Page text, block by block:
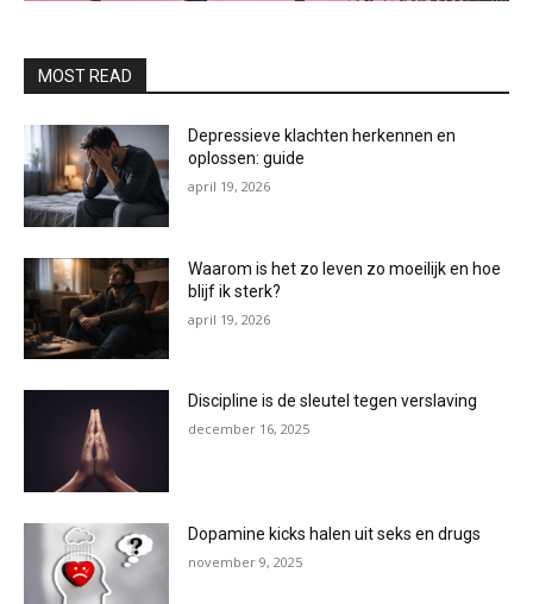
MOST READ
Depressieve klachten herkennen en
oplossen: guide
april 19, 2026
Waarom is het zo leven zo moeilijk en hoe
blijf ik sterk?
april 19, 2026
Discipline is de sleutel tegen verslaving
december 16, 2025
Dopamine kicks halen uit seks en drugs
november 9, 2025